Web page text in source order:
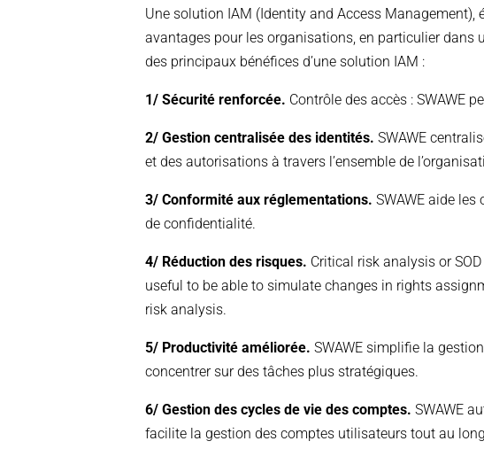
Une solution IAM (Identity and Access
avantages pour les organisations, en particulier dans
des principaux bénéfices d’une solution IAM :
1/ Sécurité renforcée. Contrôle des accès : SWAWE
2/ Gestion centralisée des identités. SWAWE
et des autorisations à travers l’ensemble de
3/ Conformité aux réglementations. SWAWE aide
de confidentialité.
4/ Réduction des risques. Critical risk analysis or
useful to be able to simulate changes in rights
risk analysis.
5/ Productivité améliorée. SWAWE simplifie la
concentrer sur des tâches plus stratégiques.
6/ Gestion des cycles de vie des comptes. SWAWE
facilite la gestion des comptes utilisateurs tout au